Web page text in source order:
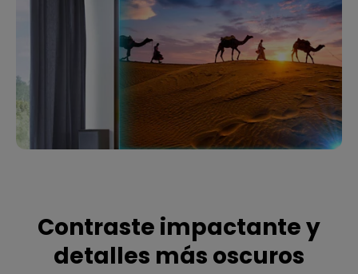
Contraste impactante y
detalles más oscuros